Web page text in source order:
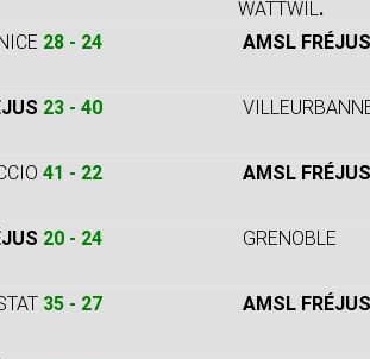
WATTWIL.
28 - 24 AMSL FRÉJUS
23 - 40
41 - 22 AMSL FRÉJUS
20 - 24 GRENOBLE
35 - 27 AMSL FRÉJUS